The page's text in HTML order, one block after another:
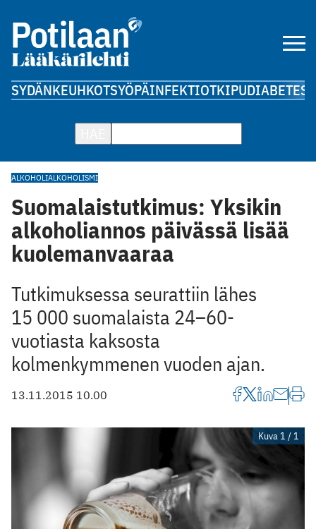
SYDÄNKEUHKOTSYÖPÄINFEKTIOTKIPUDIABETES
ALKOHOLIALKOHOLISMI
Suomalaistutkimus: Yksikin
alkoholiannos päivässä lisää
kuolemanvaaraa
Tutkimuksessa seurattiin lähes
15 000 suomalaista 24–60-
vuotiasta kaksosta
kolmenkymmenen vuoden ajan.
13.11.2015 10.00
Kuva 1 / 1